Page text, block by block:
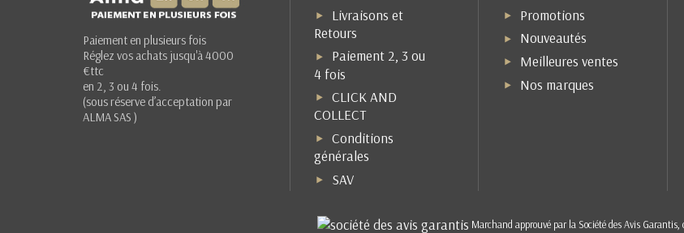
Paiement en plusieurs fois
Réglez vos achats jusqu'à 4000
€ttc
en 2, 3 ou 4 fois.
(sous réserve d’acceptation par
ALMA SAS )
Livraisons et
Retours
Paiement 2, 3 ou
4 fois
CLICK AND
COLLECT
Conditions
générales
SAV
Promotions
Nouveautés
Meilleures ventes
Nos marques
Marchand approuvé par la Société des Avis Garantis,